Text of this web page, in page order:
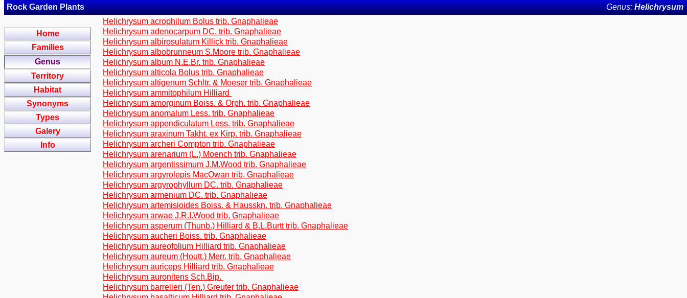
Rock Garden Plants Genus:Helichrysum
Home
Families
Genus
Territory
Habitat
Synonyms
Types
Galery
Info
Helichrysum acrophilum Bolus trib. Gnaphalieae
Helichrysum adenocarpum DC. trib. Gnaphalieae
Helichrysum albirosulatum Killick trib. Gnaphalieae
Helichrysum albobrunneum S.Moore trib. Gnaphalieae
Helichrysum album N.E.Br. trib. Gnaphalieae
Helichrysum alticola Bolus trib. Gnaphalieae
Helichrysum altigenum Schltr. & Moeser trib. Gnaphalieae
Helichrysum ammitophilum Hilliard
Helichrysum amorginum Boiss. & Orph. trib. Gnaphalieae
Helichrysum anomalum Less. trib. Gnaphalieae
Helichrysum appendiculatum Less. trib. Gnaphalieae
Helichrysum araxinum Takht. ex Kirp. trib. Gnaphalieae
Helichrysum archeri Compton trib. Gnaphalieae
Helichrysum arenarium (L.) Moench trib. Gnaphalieae
Helichrysum argentissimum J.M.Wood trib. Gnaphalieae
Helichrysum argyrolepis MacOwan trib. Gnaphalieae
Helichrysum argyrophyllum DC. trib. Gnaphalieae
Helichrysum armenium DC. trib. Gnaphalieae
Helichrysum artemisioides Boiss. & Hausskn. trib. Gnaphalieae
Helichrysum arwae J.R.I.Wood trib. Gnaphalieae
Helichrysum asperum (Thunb.) Hilliard & B.L.Burtt trib. Gnaphalieae
Helichrysum aucheri Boiss. trib. Gnaphalieae
Helichrysum aureofolium Hilliard trib. Gnaphalieae
Helichrysum aureum (Houtt.) Merr. trib. Gnaphalieae
Helichrysum auriceps Hilliard trib. Gnaphalieae
Helichrysum auronitens Sch.Bip.
Helichrysum barrelieri (Ten.) Greuter trib. Gnaphalieae